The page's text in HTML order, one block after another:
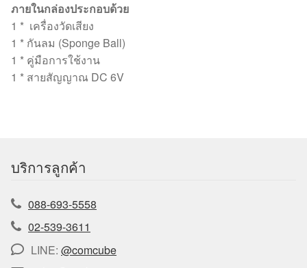
ภายในกล่องประกอบด้วย
1 * เครื่องวัดเสียง
1 * กันลม (Sponge Ball)
1 * คู่มือการใช้งาน
1 * สายสัญญาณ DC 6V
บริการลูกค้า
088-693-5558
02-539-3611
LINE: @comcube